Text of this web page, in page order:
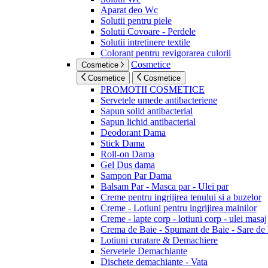
Aparat deo Wc
Solutii pentru piele
Solutii Covoare - Perdele
Solutii intretinere textile
Colorant pentru revigorarea culorii
Cosmetice Cosmetice
Cosmetice Cosmetice
PROMOTII COSMETICE
Servetele umede antibacteriene
Sapun solid antibacterial
Sapun lichid antibacterial
Deodorant Dama
Stick Dama
Roll-on Dama
Gel Dus dama
Sampon Par Dama
Balsam Par - Masca par - Ulei par
Creme pentru ingrijirea tenului si a buzelor
Creme - Lotiuni pentru ingrijirea mainilor
Creme - lapte corp - lotiuni corp - ulei masaj
Crema de Baie - Spumant de Baie - Sare de
Lotiuni curatare & Demachiere
Servetele Demachiante
Dischete demachiante - Vata